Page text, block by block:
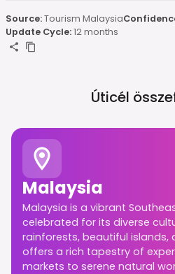
Source:Tourism Malaysia
Update Cycle:12 months
Úticél
Malaysia
Malaysia is a vibrant
celebrated for its diverse
rainforests, beautiful islands,
offers a rich tapestry of
markets to serene natural